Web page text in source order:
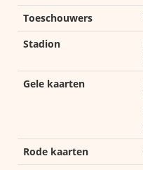
Toeschouwers
Stadion
Gele kaarten
Rode kaarten